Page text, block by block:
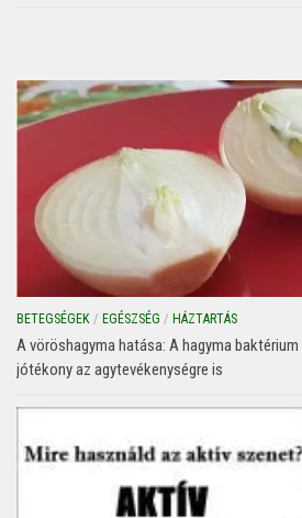
BETEGSÉGEK / EGÉSZSÉG / HÁZTARTÁS
A vöröshagyma hatása: A hagyma
jótékony az agytevékenységre is